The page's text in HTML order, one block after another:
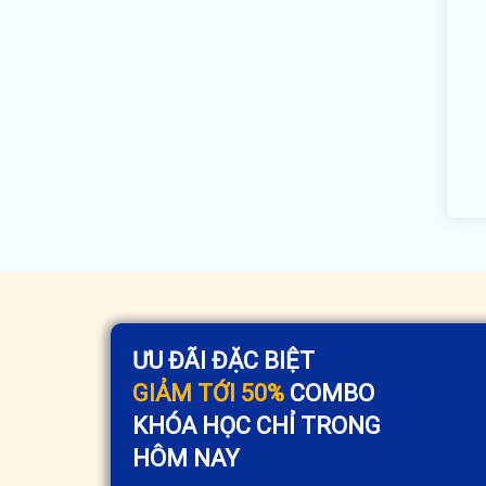
ƯU ĐÃI ĐẶC BIỆT
GIẢM TỚI 50% COMBO
KHÓA HỌC CHỈ TRONG
HÔM NAY